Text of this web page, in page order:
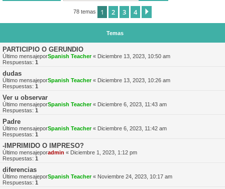
78 temas 1 2 3 4
Temas
PARTICIPIO O GERUNDIO
Último mensajeporSpanish Teacher« Diciembre 13, 2023, 10:50 am
Respuestas: 1
dudas
Último mensajeporSpanish Teacher« Diciembre 13, 2023, 10:26 am
Respuestas: 1
Ver u observar
Último mensajeporSpanish Teacher« Diciembre 6, 2023, 11:43 am
Respuestas: 1
Padre
Último mensajeporSpanish Teacher« Diciembre 6, 2023, 11:42 am
Respuestas: 1
-IMPRIMIDO O IMPRESO?
Último mensajeporadmin « Diciembre 1, 2023, 1:12 pm
Respuestas: 1
diferencias
Último mensajeporSpanish Teacher« Noviembre 24, 2023, 10:17 am
Respuestas: 1